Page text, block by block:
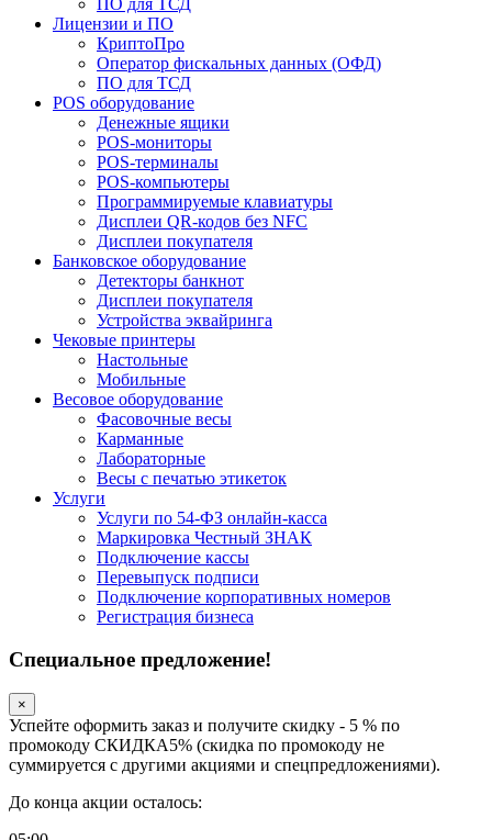
ПО для ТСД
Лицензии и ПО
КриптоПро
Оператор фискальных данных (ОФД)
ПО для ТСД
POS оборудование
Денежные ящики
POS-мониторы
POS-терминалы
POS-компьютеры
Программируемые клавиатуры
Дисплеи QR-кодов без NFC
Дисплеи покупателя
Банковское оборудование
Детекторы банкнот
Дисплеи покупателя
Устройства эквайринга
Чековые принтеры
Настольные
Мобильные
Весовое оборудование
Фасовочные весы
Карманные
Лабораторные
Весы с печатью этикеток
Услуги
Услуги по 54-ФЗ онлайн-касса
Маркировка Честный ЗНАК
Подключение кассы
Перевыпуск подписи
Подключение корпоративных номеров
Регистрация бизнеса
Специальное предложение!
×
Успейте оформить заказ и получите скидку - 5 % по
промокоду СКИДКА5% (скидка по промокоду не
суммируется с другими акциями и спецпредложениями).
До конца акции осталось: